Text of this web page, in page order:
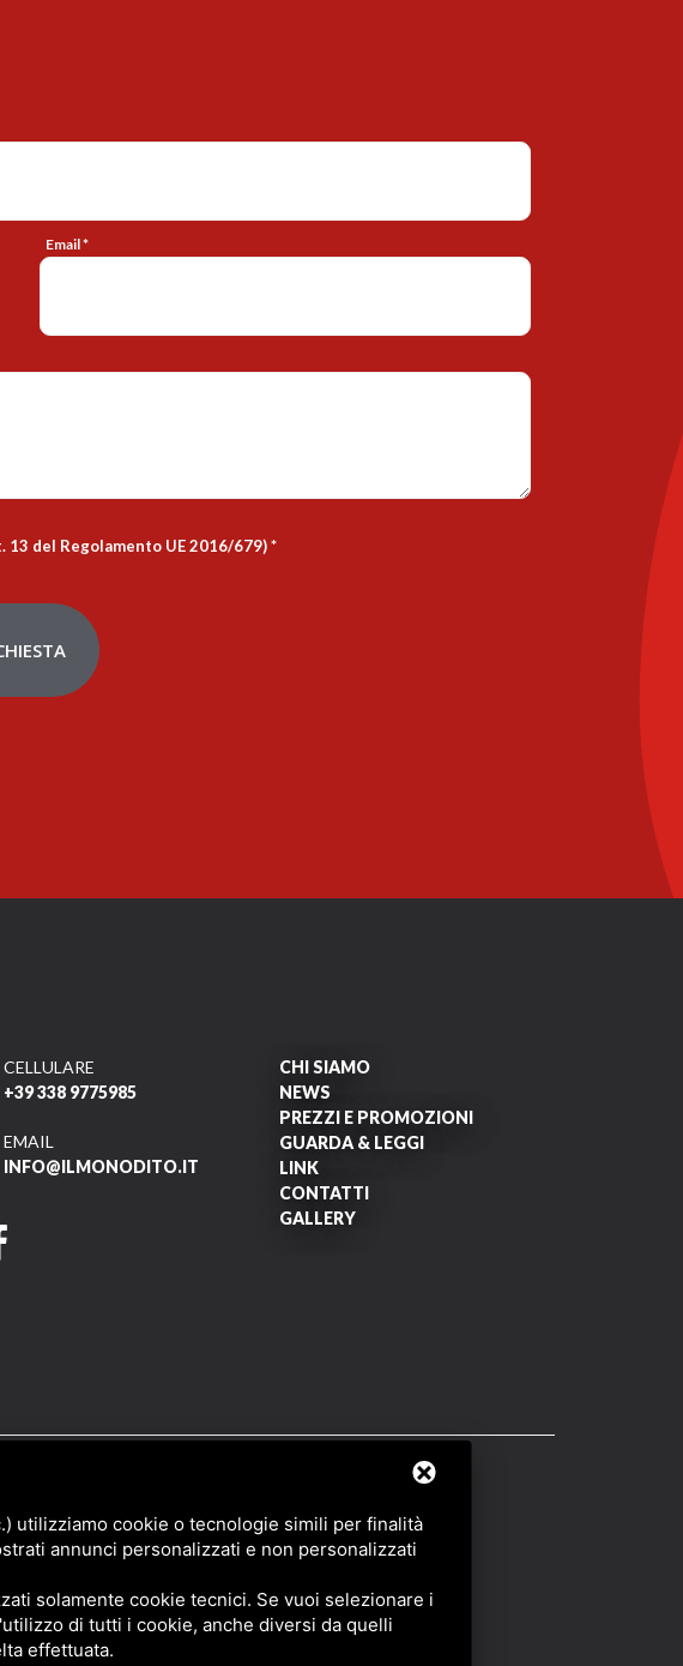
Email *
del Regolamento UE 2016/679)*
CELLULARE
+39 338 9775985
EMAIL
INFO@ILMONODITO.IT
CHI SIAMO
NEWS
PREZZI E PROMOZIONI
GUARDA & LEGGI
LINK
CONTATTI
GALLERY
utilizziamo cookie o tecnologie simili per finalità
annunci personalizzati e non personalizzati
solamente cookie tecnici. Se vuoi selezionare i
di tutti i cookie, anche diversi da quelli
effettuata.